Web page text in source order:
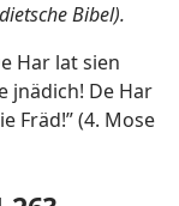
Bibel).
Har lat sien
jnädich! De Har
Fräd!” (4. Mose